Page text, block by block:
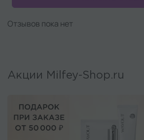
Отзывов пока нет
Акции Milfey-Shop.ru